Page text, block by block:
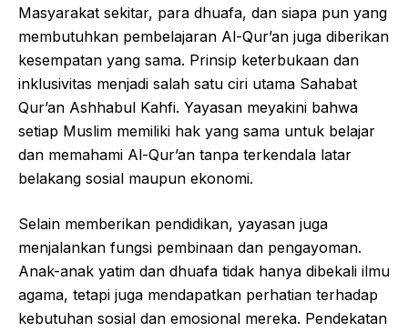
Masyarakat sekitar, para dhuafa, dan siapa pun yang
membutuhkan pembelajaran Al-Qur’an juga diberikan
kesempatan yang sama. Prinsip keterbukaan dan
inklusivitas menjadi salah satu ciri utama Sahabat
Qur’an Ashhabul Kahfi. Yayasan meyakini bahwa
setiap Muslim memiliki hak yang sama untuk belajar
dan memahami Al-Qur’an tanpa terkendala latar
belakang sosial maupun ekonomi.
Selain memberikan pendidikan, yayasan juga
menjalankan fungsi pembinaan dan pengayoman.
Anak-anak yatim dan dhuafa tidak hanya dibekali ilmu
agama, tetapi juga mendapatkan perhatian terhadap
kebutuhan sosial dan emosional mereka. Pendekatan